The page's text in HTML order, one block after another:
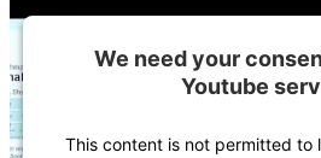
We need your
Youtube
This content is not permitted to